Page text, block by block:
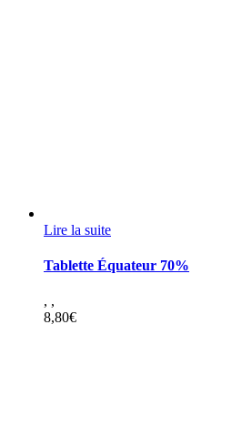
Lire la suite
Tablette Équateur 70%
, ,
8,80€